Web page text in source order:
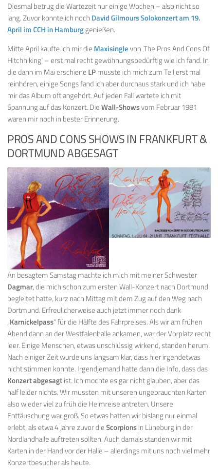
Diesmal betrug die Wartezeit nur einige Wochen – also nicht so
lang. Zuvor konnte ich noch David Gilmours Solokonzert am 19.
April im CCH in Hamburggenießen.
Mitte April kaufte ich mir die Maxisinglevon ‚The Pros And Cons Of
Hitchhiking‘ – erst mal recht gewöhnungsbedürftig wie ich fand. In
die dann im Mai erschiene LPmusste ich mich zum Teil erst mal
reinhören, einige Songs fand ich aber durchaus stark und ich habe
mir das Album oft angehört. Auf jeden Fall wartete ich mit
Spannung auf das Konzert. DieWall-Showsvom Februar 1981
waren mir noch in bester Erinnerung.
PROS AND CONS SHOWS IN FRANKFURT &
DORTMUND ABGESAGT
An besagtem Samstag machte ich mich mit meiner Schwester
Dagmar, die mich schon zum ersten Wall-Konzert nach Dortmund
begleitet hatte, kurz nach Mittag mit dem Zug auf den Weg nach
Dortmund. Erfreulicherweise auch jetzt immer noch dank
„Karnickelpass“ für die Hälfte des Fahrpreises. Als wir am frühen
Abend dann an der Westfalenhalle ankamen, war der Vorplatz recht
leer. Einige Menschen, etwas unschlüssig wirkend, standen herum.
Nach einiger Zeit wurde uns langsam klar, dass hier irgendetwas
nicht stimmen konnte. Irgendjemand hatte dann die Info, dass das
Konzert abgesagtist. Ich mochte es gar nicht glauben, aber das
half leider nichts. Wir mussten mit unseren ungebrauchten Karten
also wieder viel zu früh die Heimreise antreten. Unsere
Enttäuschung war groß. So etwas hatten wir bislang nur einmal
erlebt, als etwa 4 Jahre zuvor dieScorpionsin Lüneburg in der
Nordlandhalle auftreten sollten. Auch damals standen wir mit
Karten in der Hand vor der Halle – allerdings mit uns noch viel mehr
Konzertbesucher als heute.